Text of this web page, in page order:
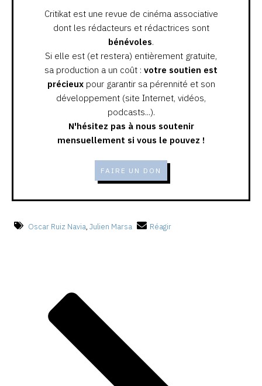
Critikat est une revue de cinéma associative
dont les rédacteurs et rédactrices sont
bénévoles.
Si elle est (et restera) entièrement gratuite,
sa production a un coût : votre soutien est
précieuxpour garantir sa pérennité et son
développement (site Internet, vidéos,
podcasts...).
N'hésitez pas à nous soutenir
mensuellement si vous le pouvez !
FAIRE UN DON
Oscar Ruiz Navia, Julien Marsa Réagir